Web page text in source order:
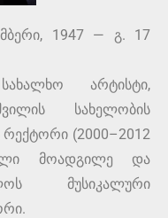
1947 — გ. 17
არტისტი,
სახელობის
(2000–2012
მოადგილე და
მუსიკალური